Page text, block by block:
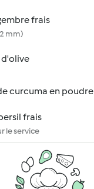
frais
mm)
d'olive
curcuma en poudre
frais
le service